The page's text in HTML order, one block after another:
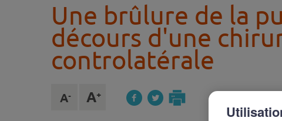
Une brûlure de la
décours d'une
controlatérale